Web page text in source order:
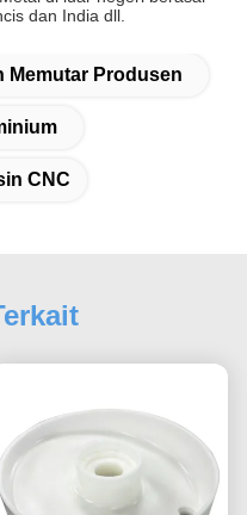
dan India dll.
Memutar Produsen
CNC